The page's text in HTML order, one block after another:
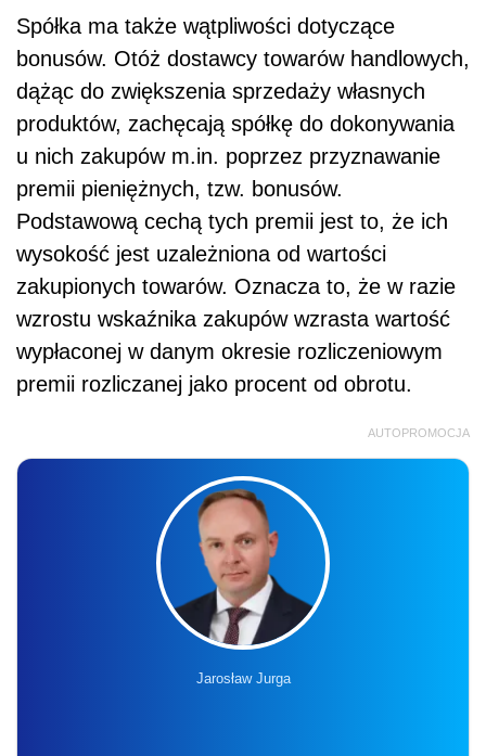
Spółka ma także wątpliwości dotyczące
bonusów. Otóż dostawcy towarów handlowych,
dążąc do zwiększenia sprzedaży własnych
produktów, zachęcają spółkę do dokonywania
u nich zakupów m.in. poprzez przyznawanie
premii pieniężnych, tzw. bonusów.
Podstawową cechą tych premii jest to, że ich
wysokość jest uzależniona od wartości
zakupionych towarów. Oznacza to, że w razie
wzrostu wskaźnika zakupów wzrasta wartość
wypłaconej w danym okresie rozliczeniowym
premii rozliczanej jako procent od obrotu.
AUTOPROMOCJA
Jarosław Jurga